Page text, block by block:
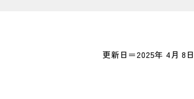
更新日＝2025年 4月 8日